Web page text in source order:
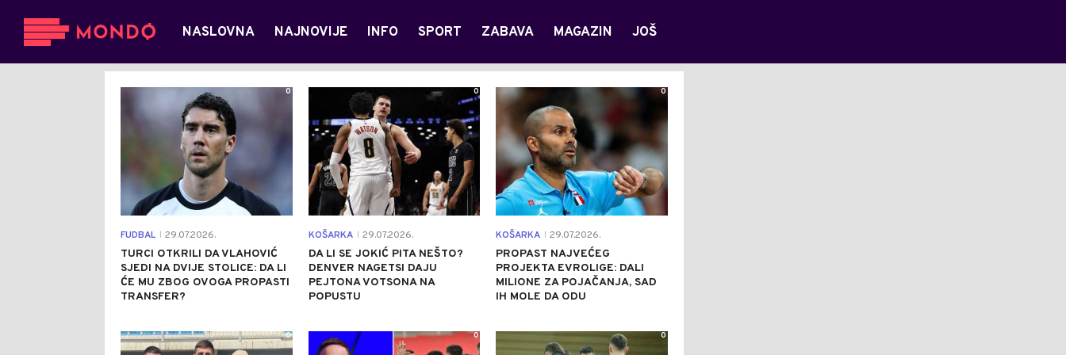
NASLOVNA NAJNOVIJE INFO SPORT ZABAVA MAGAZIN JOŠ
FUDBAL 29.07.2026.
TURCI OTKRILI DA VLAHOVIĆ
SJEDI NA DVIJE STOLICE: DA LI
ĆE MU ZBOG OVOGA PROPASTI
TRANSFER?
0
KOŠARKA 29.07.2026.
DA LI SE JOKIĆ PITA NEŠTO?
DENVER NAGETSI DAJU
PEJTONA VOTSONA NA
POPUSTU
0
KOŠARKA 29.07.2026.
PROPAST NAJVEĆEG
PROJEKTA EVROLIGE: DALI
MILIONE ZA POJAČANJA, SAD
IH MOLE DA ODU
0
0 0 0